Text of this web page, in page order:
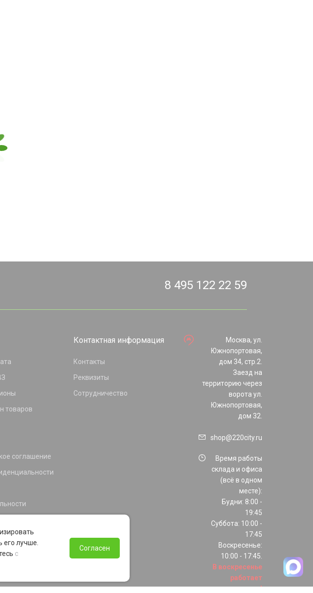
8 495 122 22 59
товаров
соглашение
Контактная информация
Контакты
Реквизиты
Сотрудничество
Москва, ул.
Южнопортовая,
дом 34, стр.2.
Заезд на
территорию через
ворота ул.
Южнопортовая,
дом 32.
shop@220city.ru
Время работы
склада и офиса
(всё в одном
месте):
Будни: 8:00 -
19:45
Суббота: 10:00 -
17:45
Воскресенье:
10:00 - 17:45.
В воскресенье
работает
только шоурум!
его лучше.
с
Согласен